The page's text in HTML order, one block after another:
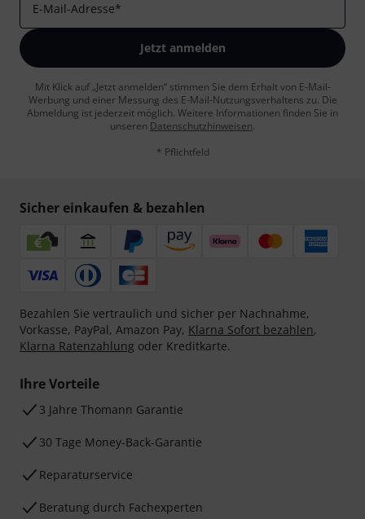
E-Mail-Adresse*
Jetzt anmelden
Mit Klick auf „Jetzt anmelden“ stimmen Sie dem Erhalt von E-Mail-
Werbung und einer Messung des E-Mail-Nutzungsverhaltens zu. Die
Abmeldung ist jederzeit möglich. Weitere Informationen finden Sie in
unseren Datenschutzhinweisen.
* Pflichtfeld
Sicher einkaufen & bezahlen
Bezahlen Sie vertraulich und sicher per Nachnahme,
Vorkasse, PayPal, Amazon Pay, Klarna Sofort bezahlen,
Klarna Ratenzahlung oder Kreditkarte.
Ihre Vorteile
3 Jahre Thomann Garantie
30 Tage Money-Back-Garantie
Reparaturservice
Beratung durch Fachexperten